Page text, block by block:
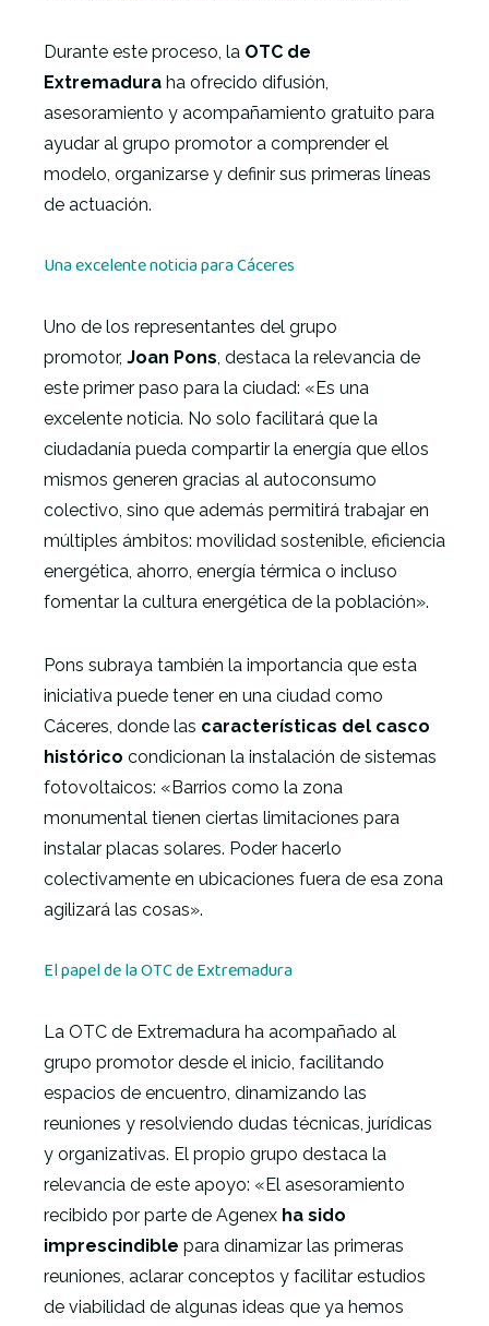
Durante este proceso, la OTC de
Extremadura ha ofrecido difusión,
asesoramiento y acompañamiento gratuito para
ayudar al grupo promotor a comprender el
modelo, organizarse y definir sus primeras líneas
de actuación.
Una excelente noticia para Cáceres
Uno de los representantes del grupo
promotor, Joan Pons, destaca la relevancia de
este primer paso para la ciudad: «Es una
excelente noticia. No solo facilitará que la
ciudadanía pueda compartir la energía que ellos
mismos generen gracias al autoconsumo
colectivo, sino que además permitirá trabajar en
múltiples ámbitos: movilidad sostenible, eficiencia
energética, ahorro, energía térmica o incluso
fomentar la cultura energética de la población».
Pons subraya también la importancia que esta
iniciativa puede tener en una ciudad como
Cáceres, donde las características del casco
histórico condicionan la instalación de sistemas
fotovoltaicos: «Barrios como la zona
monumental tienen ciertas limitaciones para
instalar placas solares. Poder hacerlo
colectivamente en ubicaciones fuera de esa zona
agilizará las cosas».
El papel de la OTC de Extremadura
La OTC de Extremadura ha acompañado al
grupo promotor desde el inicio, facilitando
espacios de encuentro, dinamizando las
reuniones y resolviendo dudas técnicas, jurídicas
y organizativas. El propio grupo destaca la
relevancia de este apoyo: «El asesoramiento
recibido por parte de Agenex ha sido
imprescindible para dinamizar las primeras
reuniones, aclarar conceptos y facilitar estudios
de viabilidad de algunas ideas que ya hemos